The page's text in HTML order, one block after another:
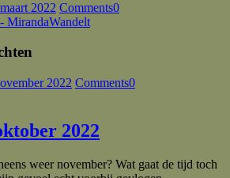
2022 Comments0
2022 Comments0
2022
weer november? Wat gaat de tijd toch